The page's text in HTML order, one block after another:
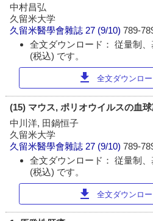
中村昌弘
久留米大学
久留米醫學會雜誌 27 (9/10)789-
全文ダウンロード： 従量制
(税込) です。
download 全文ダウンロ
(15) マウス, ポリオウイルスの血
中川洋, 田鍋恒子
久留米大学
久留米醫學會雜誌 27 (9/10)789-
全文ダウンロード： 従量制
(税込) です。
download 全文ダウンロ